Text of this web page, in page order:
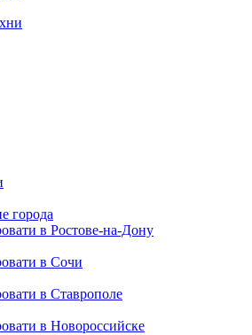
города
в Ростове-на-Дону
в Сочи
в Ставрополе
в Новороссийске